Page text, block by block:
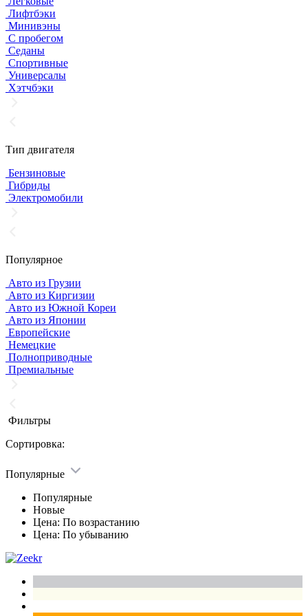
Лифтбэки
Минивэны
С пробегом
Седаны
Спортивные
Универсалы
Хэтчбэки
Тип двигателя
Бензиновые
Гибриды
Электромобили
Популярное
Авто из Грузии
Авто из Киргизии
Авто из Южной Кореи
Авто из Японии
Европейские
Немецкие
Полноприводные
Премиальные
Фильтры
Сортировка:
Популярные
Популярные
Новые
Цена: По возрастанию
Цена: По убыванию